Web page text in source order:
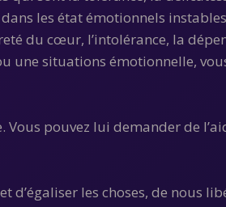
les état émotionnels
du cœur, l’intolérance, la
une situations émotionnelle,
Vous pouvez lui demander de
d’égaliser les choses, de nous